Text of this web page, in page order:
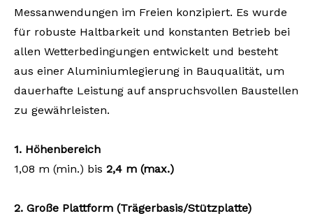
Messanwendungen im Freien konzipiert. Es wurde
für robuste Haltbarkeit und konstanten Betrieb bei
allen Wetterbedingungen entwickelt und besteht
aus einer Aluminiumlegierung in Bauqualität, um
dauerhafte Leistung auf anspruchsvollen Baustellen
zu gewährleisten.
1. Höhenbereich
1,08 m (min.) bis 2,4 m (max.)
2. Große Plattform (Trägerbasis/Stützplatte)